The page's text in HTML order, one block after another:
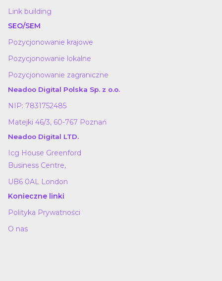
Link building
SEO/SEM
Pozycjonowanie krajowe
Pozycjonowanie lokalne
Pozycjonowanie zagraniczne
Neadoo Digital Polska Sp. z o.o.
NIP: 7831752485
Matejki 46/3, 60-767 Poznań
Neadoo Digital LTD.
Icg House Greenford
Business Centre,
UB6 0AL London
Konieczne linki
Polityka Prywatności
O nas